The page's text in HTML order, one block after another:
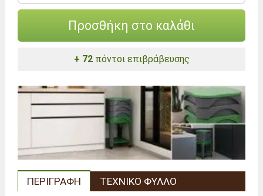
Προσθήκη στο καλάθι
+ 72πόντοι επιβράβευσης
ΠΕΡΙΓΡΑΦΉ ΤΕΧΝΙΚΌ ΦΎΛΛΟ